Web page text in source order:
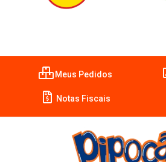
Meus Pedidos
Notas Fiscais